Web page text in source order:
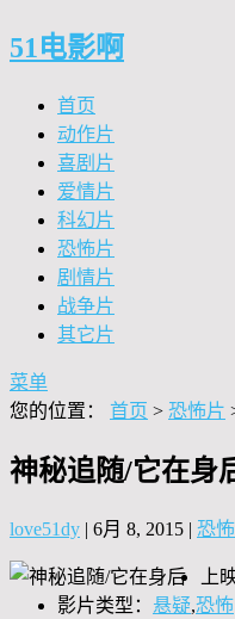
51电影啊
首页
动作片
喜剧片
爱情片
科幻片
恐怖片
剧情片
战争片
其它片
菜单
您的位置： 首页 > 恐怖片
神秘追随/它在身
love51dy | 6月 8, 2015 | 恐
上
影片类型： 悬疑,恐怖